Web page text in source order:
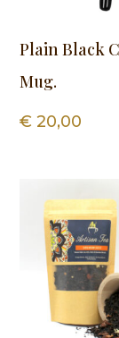
Plain Black
Mug.
€ 20,00